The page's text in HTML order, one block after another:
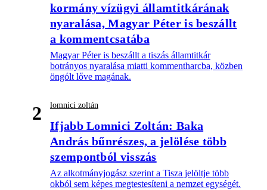
kormány vízügyi államtitkárának
nyaralása, Magyar Péter is beszállt
a kommentcsatába
Magyar Péter is beszállt a tiszás államtitkár
botrányos nyaralása miatti kommentharcba, közben
öngólt lőve magának.
2 lomnici zoltán
Ifjabb Lomnici Zoltán: Baka
András bűnrészes, a jelölése több
szempontból visszás
Az alkotmányjogász szerint a Tisza jelöltje több
okból sem képes megtestesíteni a nemzet egységét.